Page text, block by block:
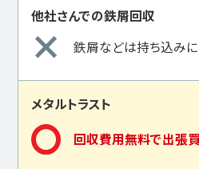
鉄屑などは持ち込みに
回収費用無料で出張